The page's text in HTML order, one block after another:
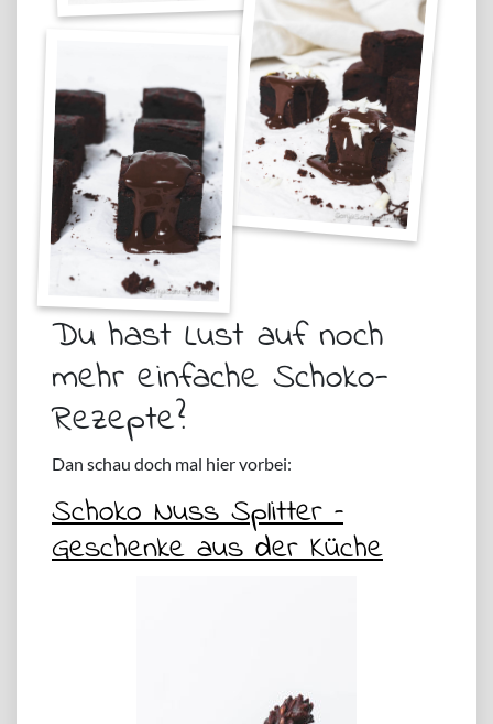
Du hast Lust auf noch
mehr einfache Schoko-
Rezepte?
Dan schau doch mal hier vorbei:
Schoko Nuss Splitter –
Geschenke aus der Küche